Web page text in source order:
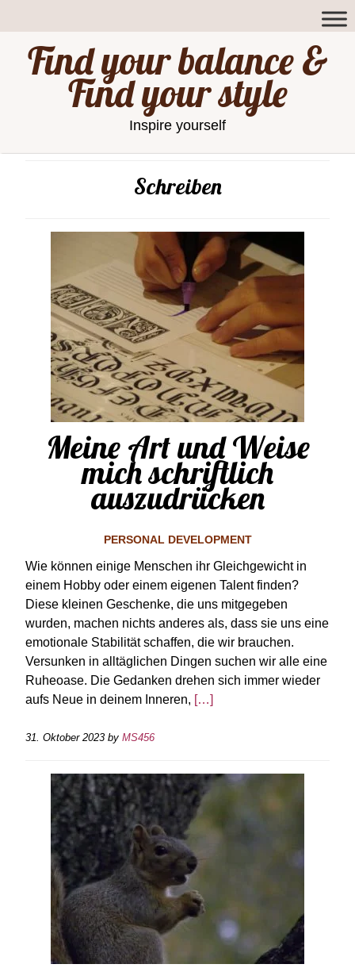
Find your balance &
Find your style
Inspire yourself
Schreiben
Meine Art und Weise
mich schriftlich
auszudrücken
PERSONAL DEVELOPMENT
Wie können einige Menschen ihr Gleichgewicht in
einem Hobby oder einem eigenen Talent finden?
Diese kleinen Geschenke, die uns mitgegeben
wurden, machen nichts anderes als, dass sie uns eine
emotionale Stabilität schaffen, die wir brauchen.
Versunken in alltäglichen Dingen suchen wir alle eine
Ruheoase. Die Gedanken drehen sich immer wieder
aufs Neue in deinem Inneren, […]
31. Oktober 2023 by MS456